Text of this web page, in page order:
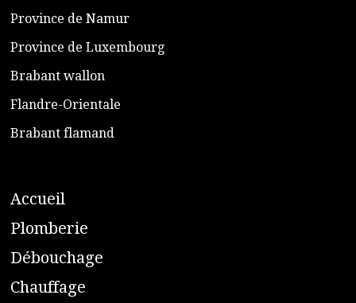
​Province de Namur
​Province de Luxembourg
​Brabant wallon
​Flandre-Orientale
​Brabant flamand
Accueil
​Plomberie
Débouchage
Chauffage